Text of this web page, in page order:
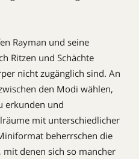
Rayman und seine
Ritzen und Schächte
nicht zugänglich sind. An
den Modi wählen,
erkunden und
mit unterschiedlicher
beherrschen die
denen sich so mancher